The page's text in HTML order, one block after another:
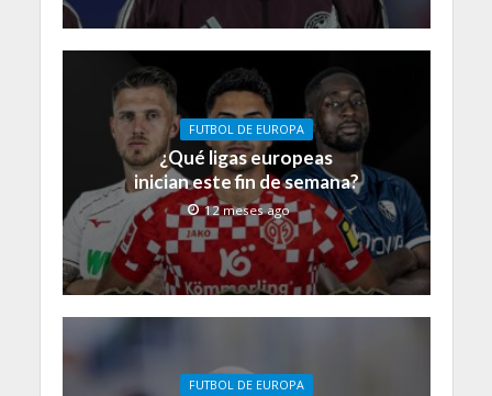
FUTBOL DE EUROPA
¿Qué ligas europeas
inician este fin de semana?
12 meses ago
FUTBOL DE EUROPA